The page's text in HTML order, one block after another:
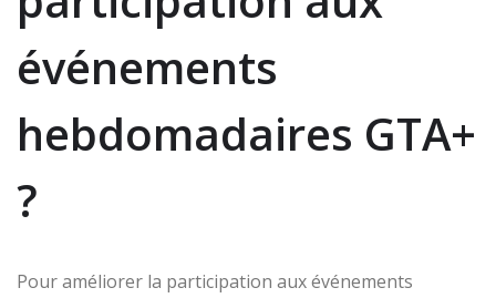
événements
hebdomadaires GTA+
?
Pour améliorer la participation aux événements